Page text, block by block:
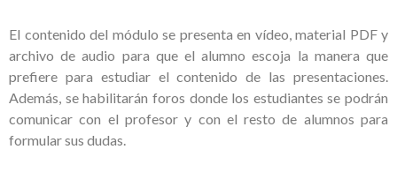
El contenido del módulo se presenta en vídeo, material PDF y
archivo de audio para que el alumno escoja la manera que
prefiere para estudiar el contenido de las presentaciones.
Además, se habilitarán foros donde los estudiantes se podrán
comunicar con el profesor y con el resto de alumnos para
formular sus dudas.